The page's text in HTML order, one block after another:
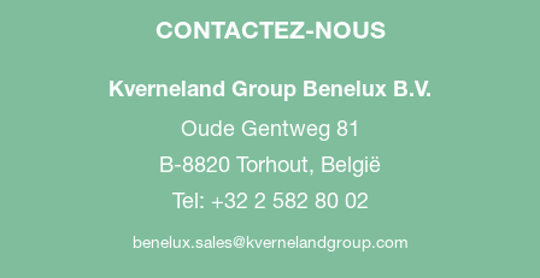
CONTACTEZ-NOUS
Kverneland Group Benelux B.V.
Oude Gentweg 81
B-8820 Torhout, België
Tel: +32 2 582 80 02
benelux.sales@kvernelandgroup.com